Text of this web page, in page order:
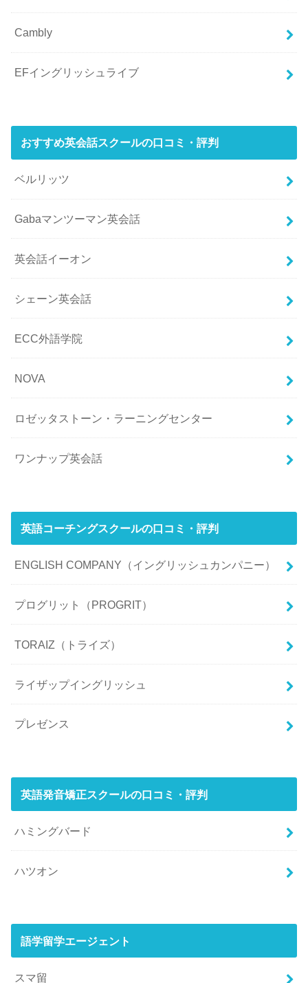
Cambly
EFイングリッシュライブ
おすすめ英会話スクールの口コミ・評判
ベルリッツ
Gabaマンツーマン英会話
英会話イーオン
シェーン英会話
ECC外語学院
NOVA
ロゼッタストーン・ラーニングセンター
ワンナップ英会話
英語コーチングスクールの口コミ・評判
ENGLISH COMPANY（イングリッシュカンパニー）
プログリット（PROGRIT）
TORAIZ（トライズ）
ライザップイングリッシュ
プレゼンス
英語発音矯正スクールの口コミ・評判
ハミングバード
ハツオン
語学留学エージェント
スマ留